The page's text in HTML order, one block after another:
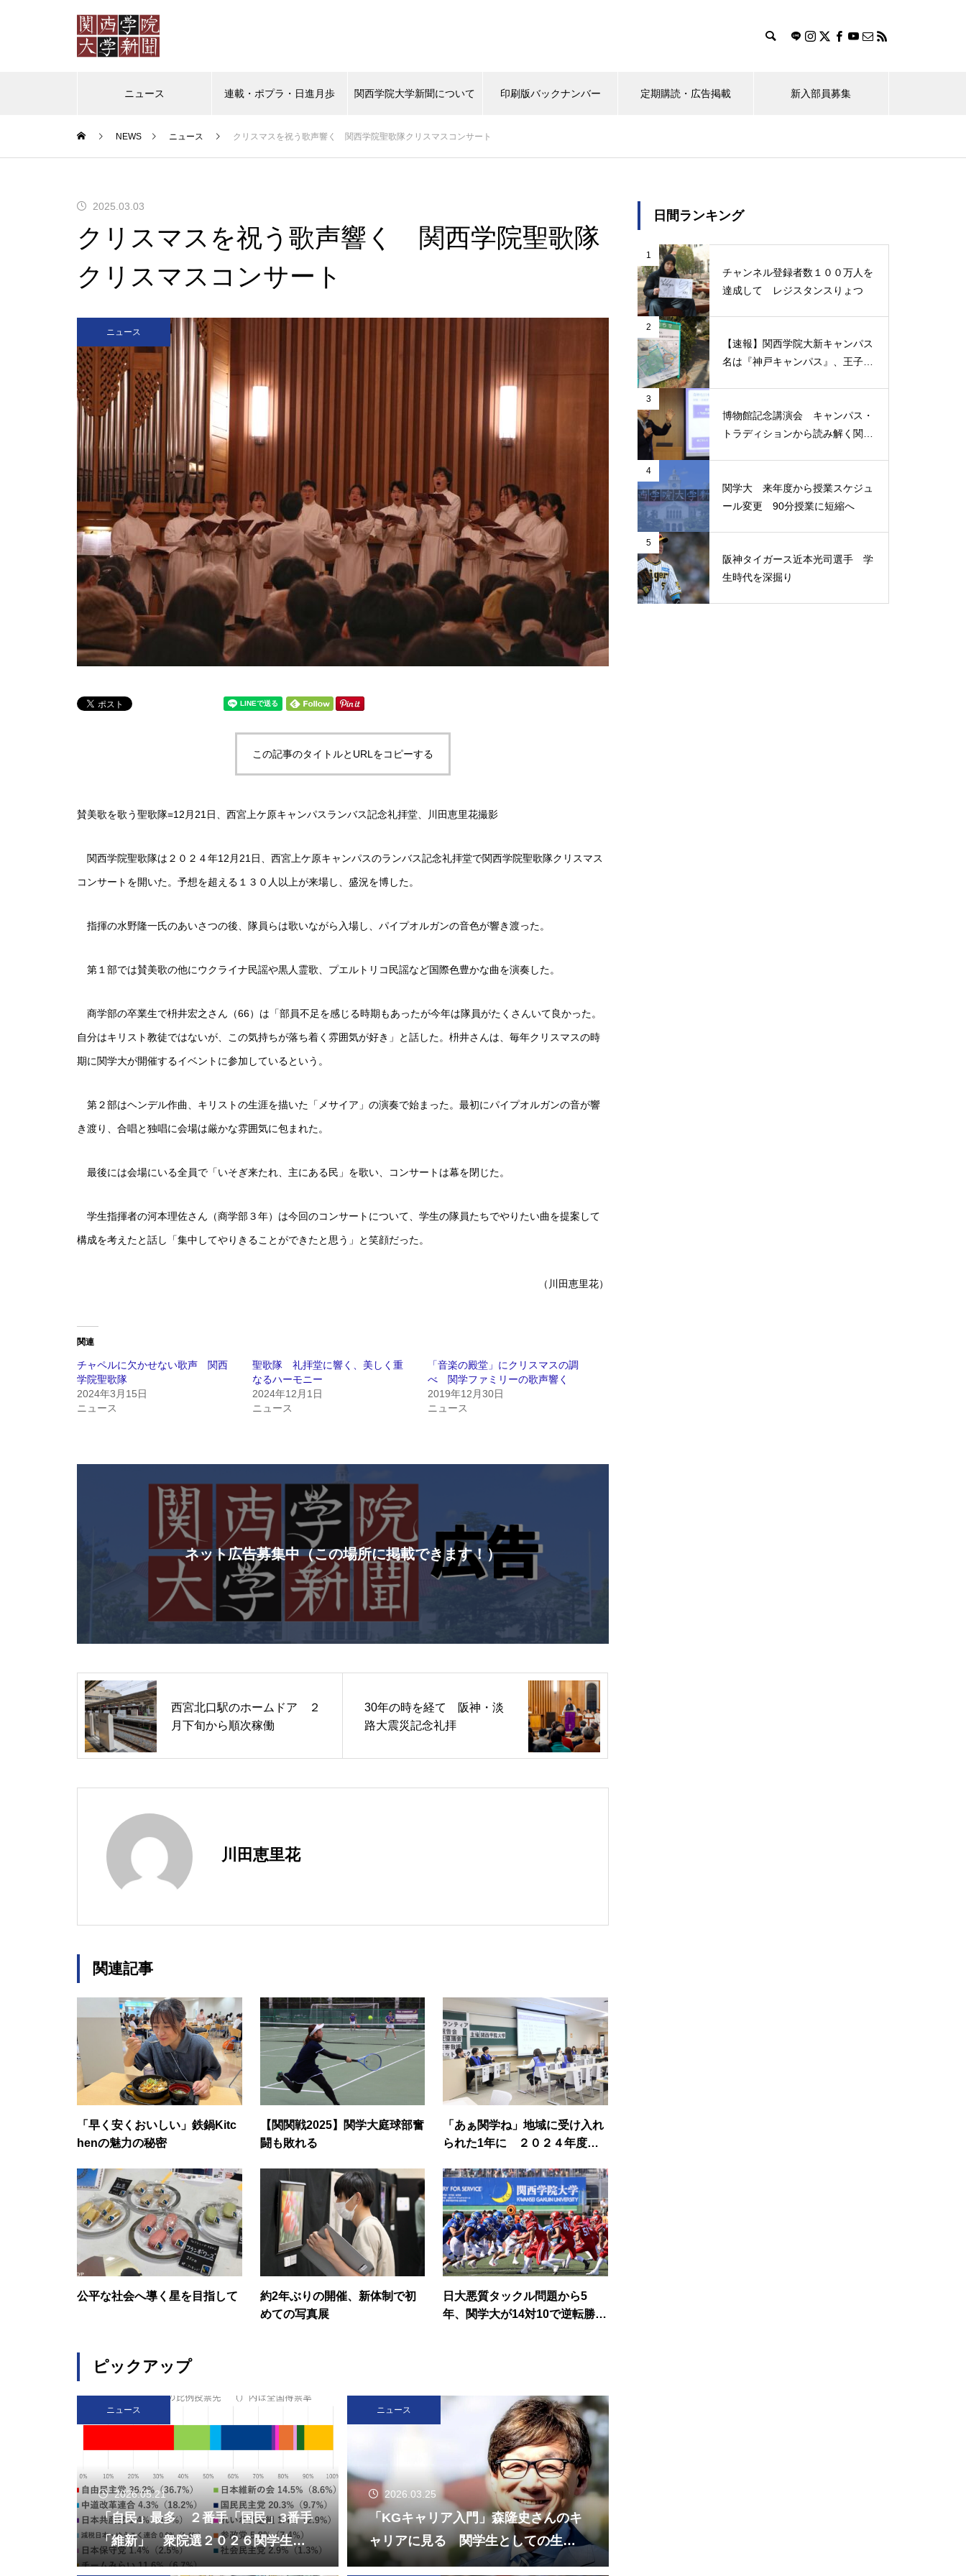
ニュース 連載・ポプラ・日進月歩 関西学院大学新聞について 印刷版バックナンバー 定期購読・広告掲載 新入部員募集
ポプラ 日進月歩 教授の背中 タイムスリップ この学生に注目！
もいいように
ルから関心を
ルが教えてくれたこと
（ポプラ）かけがえのない日々
を
（ポプラ）天然パーマの大学生
学生のBeRealの使い方に対する
問題提起
（ポプラ）関学生は通学態度を
改善すべきだ
（ポプラ）
（ポプラ）タブー視される
「涙」を乗り越えるのは、発想
の転換
（ポプラ）進む高齢化 自分の
スキルで老後を守る
（ポプラ）不正転売の違法性
び 二次災害を防ぐには
NEWS ニュース クリスマスを祝う歌声響く 関西学院聖歌隊クリスマスコンサート
2025.03.03
クリスマスを祝う歌声響く 関西学院聖歌隊
クリスマスコンサート
ニュース
この記事のタイトルとURLをコピーする
賛美歌を歌う聖歌隊=12月21日、西宮上ケ原キャンパスランバス記念礼拝堂、川田恵里花撮影
関西学院聖歌隊は２０２４年12月21日、西宮上ケ原キャンパスのランバス記念礼拝堂で関西学院聖歌隊クリスマス
コンサートを開いた。予想を超える１３０人以上が来場し、盛況を博した。
指揮の水野隆一氏のあいさつの後、隊員らは歌いながら入場し、パイプオルガンの音色が響き渡った。
第１部では賛美歌の他にウクライナ民謡や黒人霊歌、プエルトリコ民謡など国際色豊かな曲を演奏した。
商学部の卒業生で枡井宏之さん（66）は「部員不足を感じる時期もあったが今年は隊員がたくさんいて良かった。
自分はキリスト教徒ではないが、この気持ちが落ち着く雰囲気が好き」と話した。枡井さんは、毎年クリスマスの時
期に関学大が開催するイベントに参加しているという。
第２部はヘンデル作曲、キリストの生涯を描いた「メサイア」の演奏で始まった。最初にパイプオルガンの音が響
き渡り、合唱と独唱に会場は厳かな雰囲気に包まれた。
最後には会場にいる全員で「いそぎ来たれ、主にある民」を歌い、コンサートは幕を閉じた。
学生指揮者の河本理佐さん（商学部３年）は今回のコンサートについて、学生の隊員たちでやりたい曲を提案して
構成を考えたと話し「集中してやりきることができたと思う」と笑顔だった。
（川田恵里花）
関連
チャペルに欠かせない歌声 関西
学院聖歌隊
2024年3月15日
ニュース
聖歌隊 礼拝堂に響く、美しく重
なるハーモニー
2024年12月1日
ニュース
「音楽の殿堂」にクリスマスの調
べ 関学ファミリーの歌声響く
2019年12月30日
ニュース
ネット広告募集中（この場所に掲載できます！）
西宮北口駅のホームドア ２
月下旬から順次稼働
30年の時を経て 阪神・淡
路大震災記念礼拝
川田恵里花
関連記事
「早く安くおいしい」鉄鍋Kitc
henの魅力の秘密
【関関戦2025】関学大庭球部奮
闘も敗れる
「あぁ関学ね」地域に受け入れ
られた1年に ２０２４年度能
告会開催
公平な社会へ導く星を目指して
約2年ぶりの開催、新体制で初
めての写真展
日大悪質タックル問題から5
年、関学大が14対10で逆転勝
ピックアップ
ニュース
2026.05.21
「自民」最多 ２番手「国民」3番手
「維新」 衆院選２０２６関学生調
査
ニュース
2026.03.25
「KGキャリア入門」森隆史さんのキ
ャリアに見る 関学生としての生き
方
日間ランキング
1
チャンネル登録者数１００万人を
達成して レジスタンスりょつ
2
【速報】関西学院大新キャンパス
名は『神戸キャンパス』、王子公
3
博物館記念講演会 キャンパス・
トラディションから読み解く関西
4
関学大 来年度から授業スケジュ
ール変更 90分授業に短縮へ
5
阪神タイガース近本光司選手 学
生時代を深掘り